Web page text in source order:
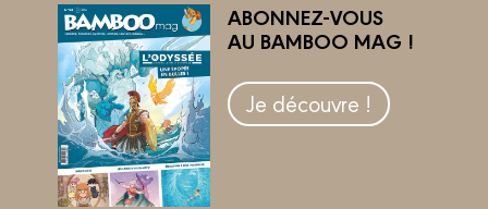
ABONNEZ-VOUS
AU BAMBOO MAG !
Je découvre !